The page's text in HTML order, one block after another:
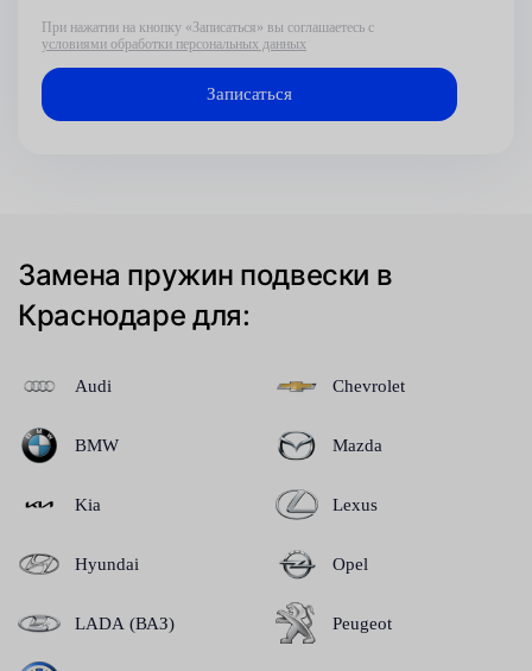
При нажатии на кнопку «Записаться» вы соглашаетесь с
условиями обработки персональных данных
Замена пружин подвески в
Краснодаре для:
Audi
BMW
Kia
Hyundai
LADA (ВАЗ)
Chevrolet
Mazda
Lexus
Opel
Peugeot